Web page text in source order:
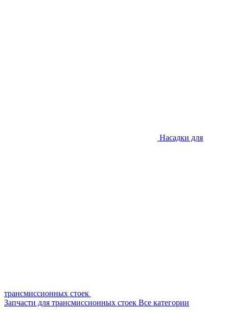
Насадки для
трансмиссионных стоек
Запчасти для трансмиссионных стоек Все категории